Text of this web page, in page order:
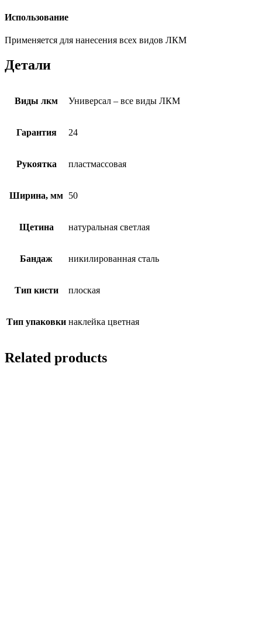
Использование
Применяется для нанесения всех видов ЛКМ
Детали
Виды лкм Универсал – все виды ЛКМ
Гарантия 24
Рукоятка пластмассовая
Ширина, мм 50
Щетина натуральная светлая
Бандаж никилированная сталь
Тип кисти плоская
Тип упаковки наклейка цветная
Related products